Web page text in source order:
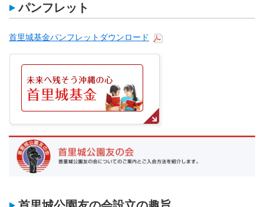
パンフレット
首里城基金パンフレットダウンロード